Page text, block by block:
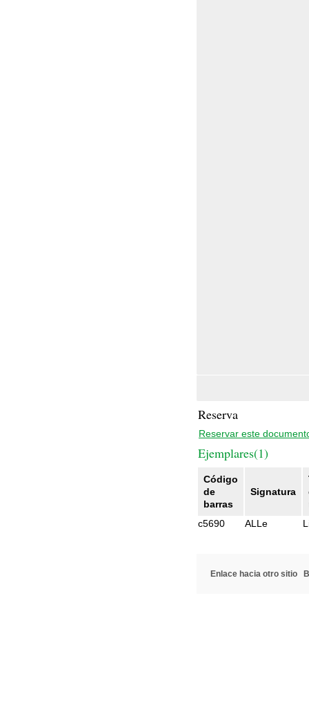
Reserva
Reservar este
Ejemplares(1)
Código
de
barras
Signatura
c5690
ALLe
Enlace hacia otro sitio